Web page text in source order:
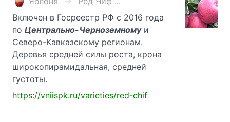
Включен в Госреестр РФ с 2016 года
по Центрально-Черноземномуи
Северо-Кавказскому регионам.
Деревья средней силы роста, крона
широкопирамидальная, средней
густоты.
https://vniispk.ru/varieties/red-chif